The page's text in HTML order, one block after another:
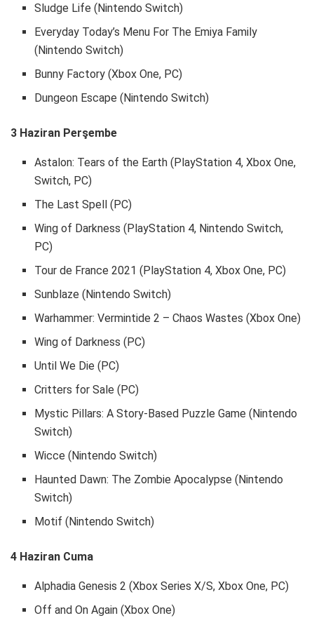
Sludge Life (Nintendo Switch)
Everyday Today’s Menu For The Emiya Family
(Nintendo Switch)
Bunny Factory (Xbox One, PC)
Dungeon Escape (Nintendo Switch)
3 Haziran Perşembe
Astalon: Tears of the Earth (PlayStation 4, Xbox One,
Switch, PC)
The Last Spell (PC)
Wing of Darkness (PlayStation 4, Nintendo Switch,
PC)
Tour de France 2021 (PlayStation 4, Xbox One, PC)
Sunblaze (Nintendo Switch)
Warhammer: Vermintide 2 – Chaos Wastes (Xbox One)
Wing of Darkness (PC)
Until We Die (PC)
Critters for Sale (PC)
Mystic Pillars: A Story-Based Puzzle Game (Nintendo
Switch)
Wicce (Nintendo Switch)
Haunted Dawn: The Zombie Apocalypse (Nintendo
Switch)
Motif (Nintendo Switch)
4 Haziran Cuma
Alphadia Genesis 2 (Xbox Series X/S, Xbox One, PC)
Off and On Again (Xbox One)